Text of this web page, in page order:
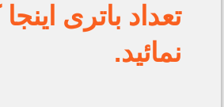
تعداد باتری
نمائید.